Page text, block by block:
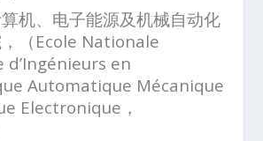
机、电子能源及机械自动化
（Ecole Nationale
d’Ingénieurs en
Automatique Mécanique
Electronique，